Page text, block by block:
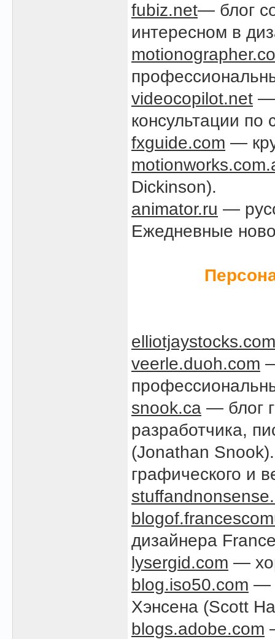
fubiz.net— блог
интересном в
videocopilot.net —
консультации
fxguide.com —
Dickinson).
animator.ru —
Ежедневные
elliotjaystocks.com
veerle.duoh.com
snook.ca — блог
разработчика,
(Jonathan
графического и
дизайнера
lysergid.com —
blog.iso50.com —
Хэнсена (Scott
blogs.adobe.com